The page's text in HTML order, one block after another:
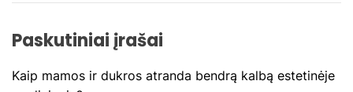
a
t
Paskutiniai įrašai
Kaip mamos ir dukros atranda bendrą kalbą estetinėje